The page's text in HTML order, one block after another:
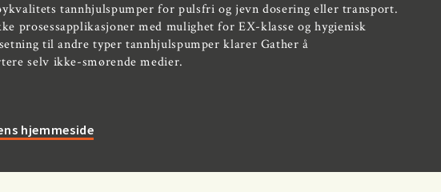
tannhjulspumper for pulsfri og jevn dosering eller transport.
prosessapplikasjoner med mulighet for EX-klasse og hygienisk
til andre typer tannhjulspumper klarer Gather å
selv ikke-smørende medier.
hjemmeside